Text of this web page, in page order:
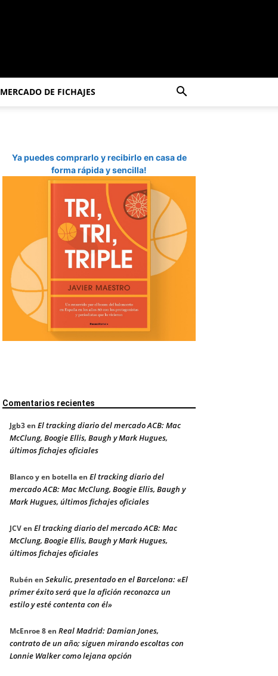
MERCADO DE FICHAJES
Ya puedes comprarlo y recibirlo en casa de
forma rápida y sencilla!
Comentarios recientes
Jgb3en El tracking diario del mercado ACB: Mac
McClung, Boogie Ellis, Baugh y Mark Hugues,
últimos fichajes oficiales
Blanco y en botellaen El tracking diario del
mercado ACB: Mac McClung, Boogie Ellis, Baugh y
Mark Hugues, últimos fichajes oficiales
JCVen El tracking diario del mercado ACB: Mac
McClung, Boogie Ellis, Baugh y Mark Hugues,
últimos fichajes oficiales
Rubén en Sekulic, presentado en el Barcelona: «El
primer éxito será que la afición reconozca un
estilo y esté contenta con él»
McEnroe 8en Real Madrid: Damian Jones,
contrato de un año; siguen mirando escoltas con
Lonnie Walker como lejana opción